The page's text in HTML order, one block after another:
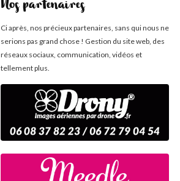
Nos partenaires
Ci après, nos précieux partenaires, sans qui nous ne
serions pas grand chose ! Gestion du site web, des
réseaux sociaux, communication, vidéos et
tellement plus.